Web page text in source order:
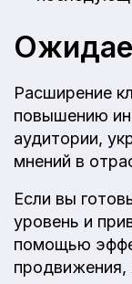
Расширение
повышению
аудитории,
мнений в
Если вы
уровень и
помощью
продвижения,